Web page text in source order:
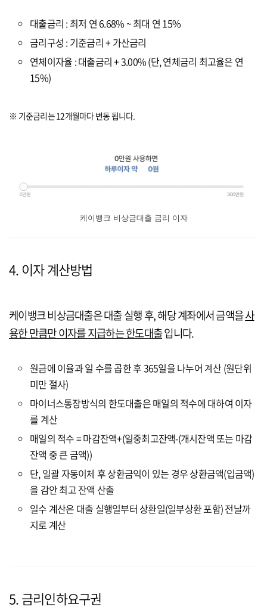
대출금리 : 최저 연 6.68% ~ 최대 연 15%
금리구성 : 기준금리 + 가산금리
연체이자율 : 대출금리 + 3.00% (단, 연체금리 최고율은 연
15%)
※ 기준금리는 12개월마다 변동 됩니다.
케이뱅크 비상금대출 금리 이자
4. 이자 계산방법
케이뱅크 비상금대출은 대출 실행 후, 해당 계좌에서 금액을사
용한 만큼만 이자를 지급하는 한도대출입니다.
원금에 이율과 일 수를 곱한 후 365일을 나누어 계산 (원단위
미만 절사)
마이너스통장방식의 한도대출은 매일의 적수에 대하여 이자
를 계산
매일의 적수 = 마감잔액+(일중최고잔액-(개시잔액 또는 마감
잔액 중 큰 금액))
단, 일괄 자동이체 후 상환금익이 있는 경우 상환금액(입금액)
을 감안 최고 잔액 산출
일수 계산은 대출 실행일부터 상환일(일부상환 포함) 전날까
지로 계산
5. 금리인하요구권